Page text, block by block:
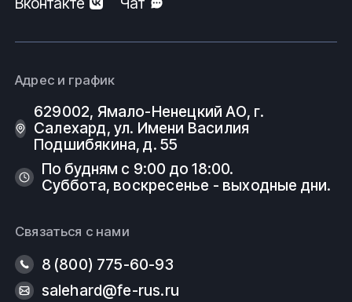
Адрес и график
629002, Ямало-Ненецкий АО, г.
Салехард, ул. Имени Василия
Подшибякина, д. 55
По будням с 9:00 до 18:00.
Суббота, воскресенье - выходные дни.
Связаться с нами
8 (800) 775-60-93
salehard@fe-rus.ru